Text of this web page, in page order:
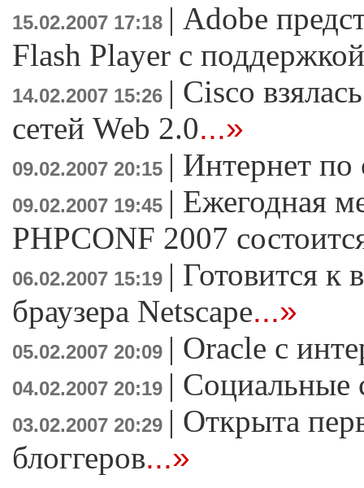
15.02.2007 17:18 | Adobe
Flash Player c
14.02.2007 15:26 | Cisco
сетей Web 2.0...»
09.02.2007 20:15 | Интернет по
09.02.2007 19:45 | Ежегодная
PHPCONF 2007
06.02.2007 15:19 | Готовится к
браузера Netscape...»
05.02.2007 20:09 | Oracle с
04.02.2007 20:19 | Социальные
03.02.2007 20:29 | Открыта
блоггеров...»